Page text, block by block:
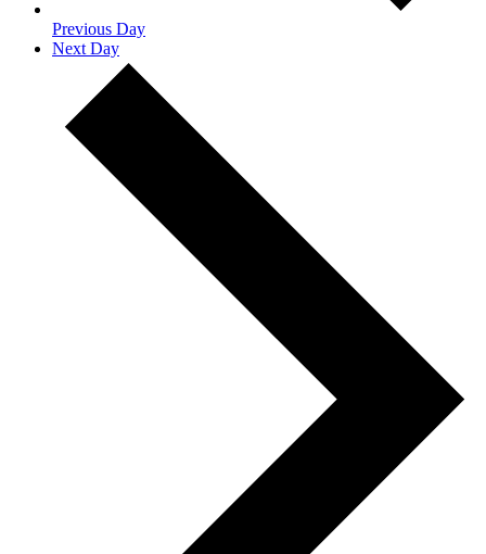
Previous Day
Next Day